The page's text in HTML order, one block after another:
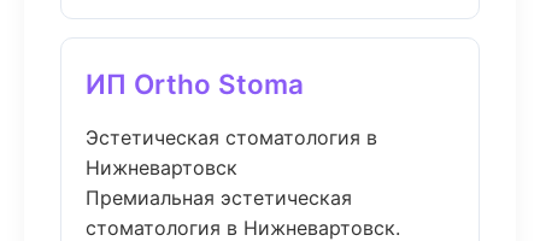
ИП Ortho Stoma
Эстетическая стоматология в
Нижневартовск
Премиальная эстетическая
стоматология в Нижневартовск.